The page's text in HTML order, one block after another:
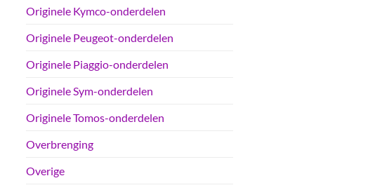
Originele Kymco-onderdelen
Originele Peugeot-onderdelen
Originele Piaggio-onderdelen
Originele Sym-onderdelen
Originele Tomos-onderdelen
Overbrenging
Overige